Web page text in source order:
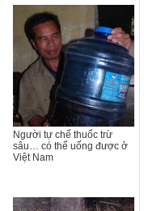
Người tự chế thuốc trừ
sâu… có thể uống được ở
Việt Nam